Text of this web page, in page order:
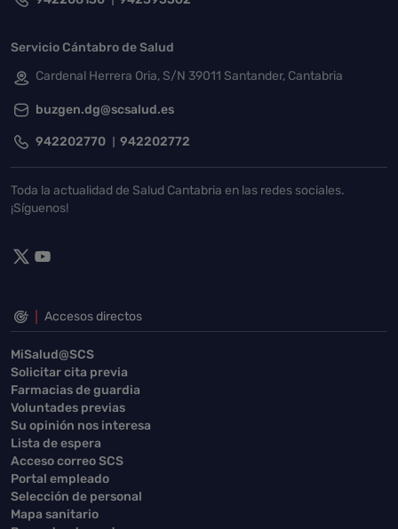
Servicio Cántabro de Salud
Cardenal Herrera Oria, S/N 39011 Santander, Cantabria
buzgen.dg@scsalud.es
942202770 942202772
Toda la actualidad de Salud Cantabria en las redes sociales.
¡Síguenos!
Accesos directos
MiSalud@SCS
Solicitar cita previa
Farmacias de guardia
Voluntades previas
Su opinión nos interesa
Lista de espera
Acceso correo SCS
Portal empleado
Selección de personal
Mapa sanitario